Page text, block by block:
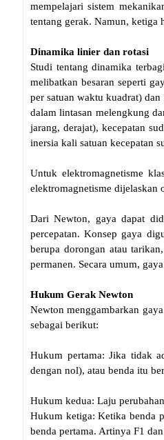
mempelajari sistem
tentang gerak. Namun, ketiga
Dinamika linier dan rotasi
Studi tentang dinamika
melibatkan besaran seperti
per satuan waktu kuadrat)
dalam lintasan melengkung
jarang, derajat), kecepatan
inersia kali satuan kecepatan
Untuk elektromagnetisme
elektromagnetisme dijelaskan
Dari Newton, gaya dapat
percepatan. Konsep gaya
berupa dorongan atau
permanen. Secara umum,
Hukum Gerak Newton
Newton menggambarkan
sebagai berikut:
Hukum pertama: Jika tidak
dengan nol), atau benda itu
Hukum kedua: Laju
Hukum ketiga: Ketika benda
benda pertama. Artinya F1